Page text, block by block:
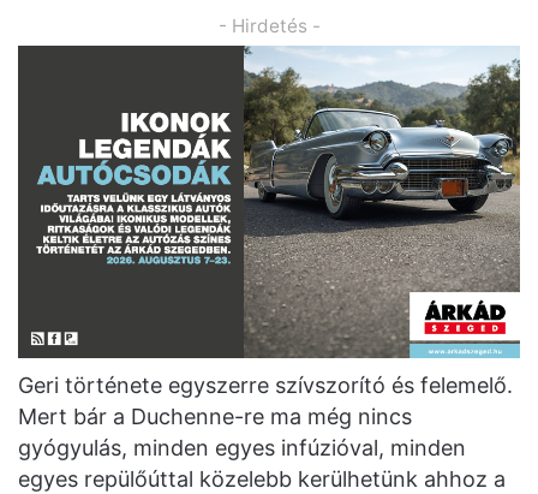
- Hirdetés -
Geri története egyszerre szívszorító és felemelő.
Mert bár a Duchenne-re ma még nincs
gyógyulás, minden egyes infúzióval, minden
egyes repülőúttal közelebb kerülhetünk ahhoz a